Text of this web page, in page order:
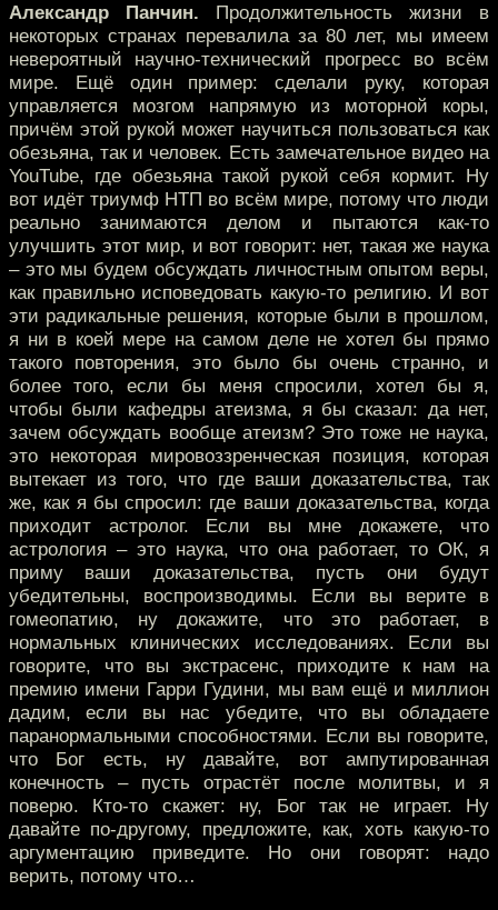
Александр Панчин. Продолжительность жизни в
некоторых странах перевалила за 80 лет, мы имеем
невероятный научно-технический прогресс во всём
мире. Ещё один пример: сделали руку, которая
управляется мозгом напрямую из моторной коры,
причём этой рукой может научиться пользоваться как
обезьяна, так и человек. Есть замечательное видео на
YouTube, где обезьяна такой рукой себя кормит. Ну
вот идёт триумф НТП во всём мире, потому что люди
реально занимаются делом и пытаются как-то
улучшить этот мир, и вот говорит: нет, такая же наука
– это мы будем обсуждать личностным опытом веры,
как правильно исповедовать какую-то религию. И вот
эти радикальные решения, которые были в прошлом,
я ни в коей мере на самом деле не хотел бы прямо
такого повторения, это было бы очень странно, и
более того, если бы меня спросили, хотел бы я,
чтобы были кафедры атеизма, я бы сказал: да нет,
зачем обсуждать вообще атеизм? Это тоже не наука,
это некоторая мировоззренческая позиция, которая
вытекает из того, что где ваши доказательства, так
же, как я бы спросил: где ваши доказательства, когда
приходит астролог. Если вы мне докажете, что
астрология – это наука, что она работает, то ОК, я
приму ваши доказательства, пусть они будут
убедительны, воспроизводимы. Если вы верите в
гомеопатию, ну докажите, что это работает, в
нормальных клинических исследованиях. Если вы
говорите, что вы экстрасенс, приходите к нам на
премию имени Гарри Гудини, мы вам ещё и миллион
дадим, если вы нас убедите, что вы обладаете
паранормальными способностями. Если вы говорите,
что Бог есть, ну давайте, вот ампутированная
конечность – пусть отрастёт после молитвы, и я
поверю. Кто-то скажет: ну, Бог так не играет. Ну
давайте по-другому, предложите, как, хоть какую-то
аргументацию приведите. Но они говорят: надо
верить, потому что…